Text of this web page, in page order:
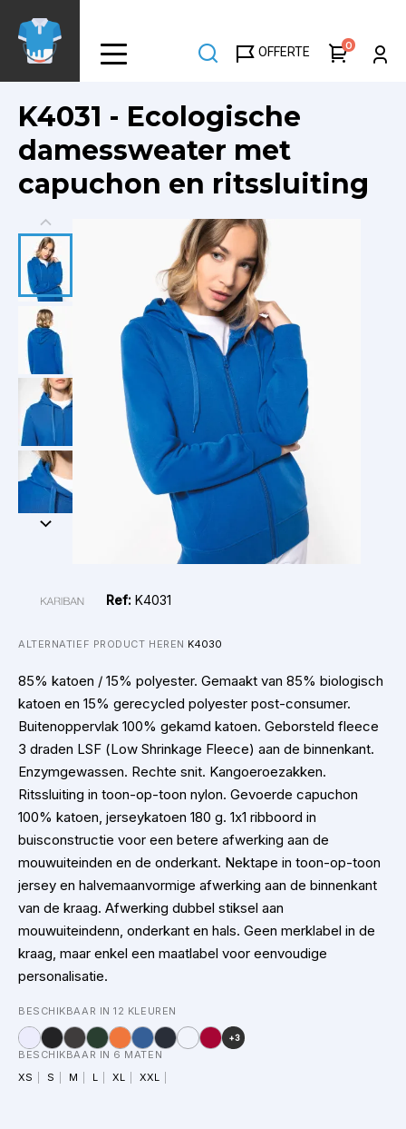
naar
gaan
OFFERTE 0
K4031 - Ecologische
damessweater met
capuchon en ritssluiting
Ref:K4031
ALTERNATIEF PRODUCT HEREN K4030
85% katoen / 15% polyester. Gemaakt van 85% biologisch
katoen en 15% gerecycled polyester post-consumer.
Buitenoppervlak 100% gekamd katoen. Geborsteld fleece
3 draden LSF (Low Shrinkage Fleece) aan de binnenkant.
Enzymgewassen. Rechte snit. Kangoeroezakken.
Ritssluiting in toon-op-toon nylon. Gevoerde capuchon
100% katoen, jerseykatoen 180 g. 1x1 ribboord in
buisconstructie voor een betere afwerking aan de
mouwuiteinden en de onderkant. Nektape in toon-op-toon
jersey en halvemaanvormige afwerking aan de binnenkant
van de kraag. Afwerking dubbel stiksel aan
mouwuiteindenn, onderkant en hals. Geen merklabel in de
kraag, maar enkel een maatlabel voor eenvoudige
personalisatie.
BESCHIKBAAR IN 12 KLEUREN
+3
BESCHIKBAAR IN 6 MATEN
XS
S M L XL XXL